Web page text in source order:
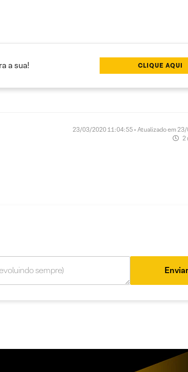
a sua! CLIQUE AQUI
23/03/2020 11:04:55 • Atualizado em
2
Enviar